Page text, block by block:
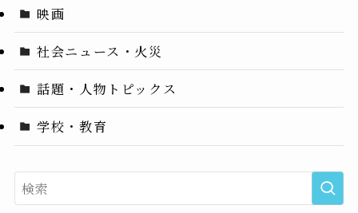
映画
社会ニュース・火災
話題・人物トピックス
学校・教育